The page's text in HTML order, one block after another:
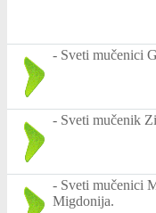
- Sveti mučenici
- Sveti mučenik
- Sveti mučenici
Migdonija.